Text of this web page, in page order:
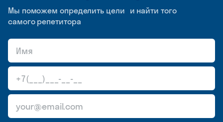
Мы поможем определить цели и найти того
самого репетитора